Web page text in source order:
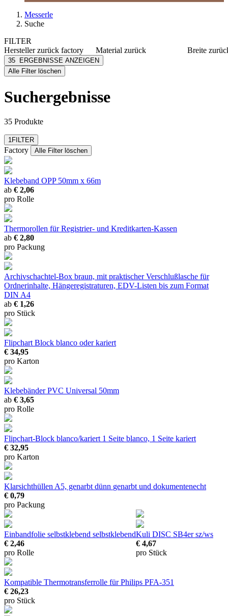
Messerle
Suche
FILTER
Herstellerzurück factory
Factory
[e] one
3M
mehr anzeigen
Material zurück
OPP
Breite
35
ERGEBNISSE ANZEIGEN
Alle Filter löschen
Suchergebnisse
35 Produkte
1FILTER
Factory Alle Filter löschen
Klebeband OPP 50mm x 66m
ab € 2,06
pro Rolle
Thermorollen für Registrier- und Kreditkarten-Kassen
ab € 2,80
pro Packung
Archivschachtel-Box braun, mit praktischer Verschlußlasche für
Ordnerinhalte, Hängeregistraturen, EDV-Listen bis zum Format
DIN A4
ab € 1,26
pro Stück
Flipchart Block blanco oder kariert
€ 34,95
pro Karton
Klebebänder PVC Universal 50mm
ab € 3,65
pro Rolle
Flipchart-Block blanco/kariert 1 Seite blanco, 1 Seite kariert
€ 32,95
pro Karton
Klarsichthüllen A5, genarbt dünn genarbt und dokumentenecht
€ 0,79
pro Packung
Einbandfolie selbstklebend selbstklebend
€ 2,46
pro Rolle
Kuli DISC SB4er sz/ws
€ 4,67
pro Stück
Kompatible Thermotransferrolle für Philips PFA-351
€ 26,23
pro Stück